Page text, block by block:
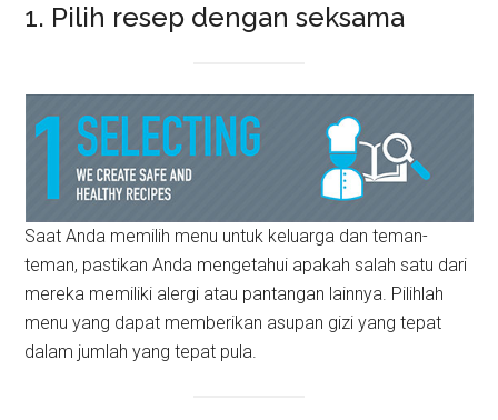
1. Pilih resep dengan seksama
Saat Anda memilih menu untuk keluarga dan teman-
teman, pastikan Anda mengetahui apakah salah satu dari
mereka memiliki alergi atau pantangan lainnya. Pilihlah
menu yang dapat memberikan asupan gizi yang tepat
dalam jumlah yang tepat pula.